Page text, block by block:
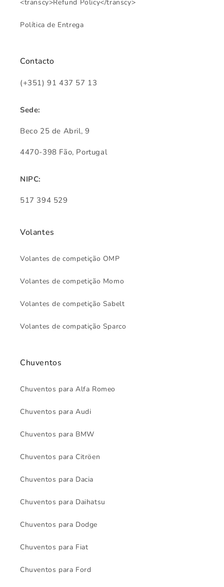
<transcy>Refund Policy</transcy>
Política de Entrega
Contacto
(+351) 91 437 57 13
Sede:
Beco 25 de Abril, 9
4470-398 Fão, Portugal
NIPC:
517 394 529
Volantes
Volantes de competição OMP
Volantes de competição Momo
Volantes de competição Sabelt
Volantes de compatição Sparco
Chuventos
Chuventos para Alfa Romeo
Chuventos para Audi
Chuventos para BMW
Chuventos para Citröen
Chuventos para Dacia
Chuventos para Daihatsu
Chuventos para Dodge
Chuventos para Fiat
Chuventos para Ford